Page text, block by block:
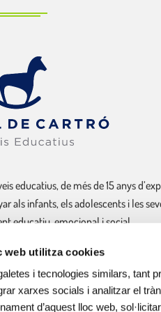
web utilitza cookies
i tecnologies similars, tant
xarxes socials i analitzar el
d’aquest lloc web,
educatius, de més de 15 anys
als infants, els adolescents i les
educatiu, emocional i social.
municipals, cuines escolars i lleure